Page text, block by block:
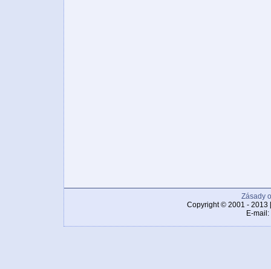
Zásady
Copyright © 2001 - 2013
E-mail: